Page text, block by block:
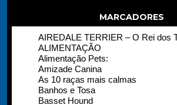
MARCADORES
AIREDALE TERRIER – O Rei dos
ALIMENTAÇÃO
Alimentação Pets:
Amizade Canina
As 10 raças mais calmas
Banhos e Tosa
Basset Hound